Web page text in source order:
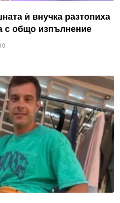
ѝ внучка разтопиха
с общо изпълнение